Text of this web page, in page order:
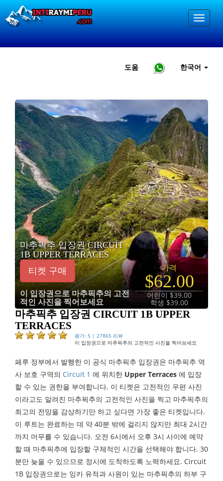
도움 한국어
마추픽추 입장권 CIRCUIT
1B UPPER TERRACES
티켓 구매
이 입장권으로 마추픽추의 고전
적인 사진을 찍어보세요
가격
$62.00
어린이 $39.00
학생 $39.00
마추픽추 입장권 CIRCUIT 1B UPPER
TERRACES
평가: 5 | 27865 리뷰
이 입장권으로 마추픽추의 고전적인 사진을 찍어보세요
페루 정부에서 발행한 이 공식 마추픽추 입장권은 마추픽추 역
사 보호 구역의 Circuit 1 에 위치한 Upper Terraces 에 입장
할 수 있는 권한을 부여합니다. 이 티켓은 고전적인 우편 사진
이라고도 알려진 마추픽추의 고전적인 사진을 찍고 마추픽추의
최고의 전망을 감상하기만 하고 싶다면 가장 좋은 티켓입니다.
이 루트는 완료하는 데 약 40분 밖에 걸리지 않지만 최대 2시간
까지 머무를 수 있습니다. 오전 6시에서 오후 3시 사이에 예약
할 때 마추픽추에 입장할 구체적인 시간을 선택해야 합니다. 30
분만 늦을 수 있으므로 정시에 도착하도록 노력하세요. Circuit
1B 입장권으로는 잉카 유적과 사원이 있는 마추픽추의 하부 구